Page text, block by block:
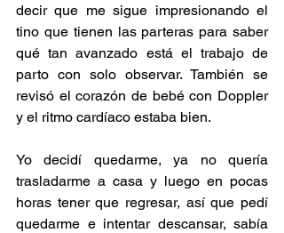
decir que me sigue impresionando el
tino que tienen las parteras para saber
qué tan avanzado está el trabajo de
parto con solo observar. También se
revisó el corazón de bebé con Doppler
y el ritmo cardíaco estaba bien.
Yo decidí quedarme, ya no quería
trasladarme a casa y luego en pocas
horas tener que regresar, así que pedí
quedarme e intentar descansar, sabía